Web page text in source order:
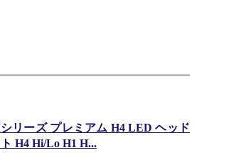
リーズ プレミアム H4 LED ヘッド
H4 Hi/Lo H1 H...